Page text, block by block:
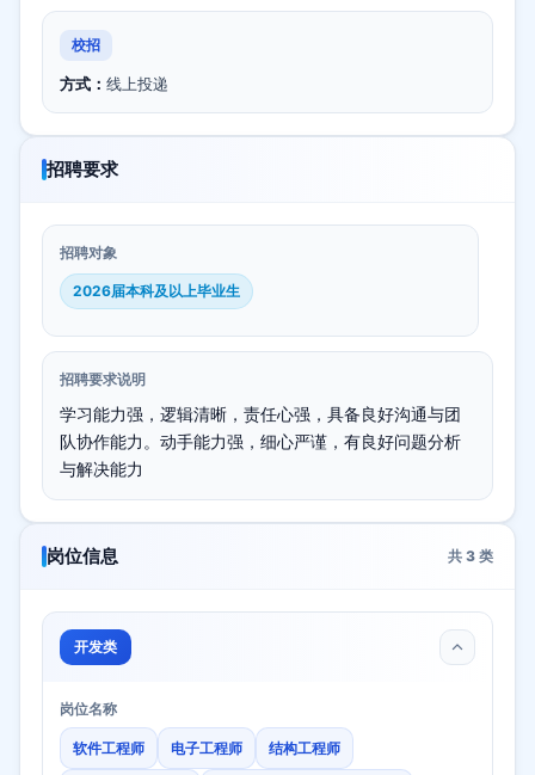
校招
方式： 线上投递
招聘要求
招聘对象
2026届本科及以上毕业生
招聘要求说明
学习能力强，逻辑清晰，责任心强，具备良好沟通与团
队协作能力。动手能力强，细心严谨，有良好问题分析
与解决能力
岗位信息 共 3 类
开发类
岗位名称
软件工程师 电子工程师 结构工程师